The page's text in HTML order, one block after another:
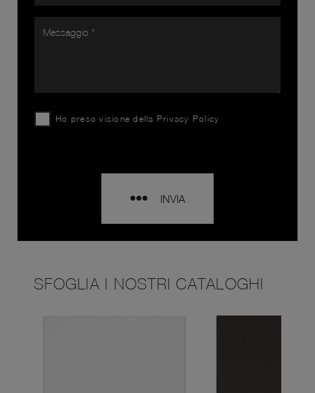
Ho preso visione della Privacy Policy
INVIA
SFOGLIA I NOSTRI CATALOGHI